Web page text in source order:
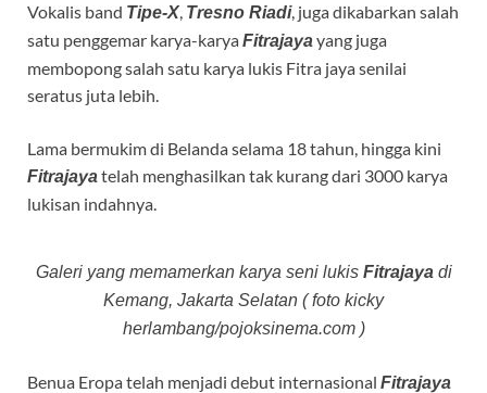
Vokalis band Tipe-X, Tresno Riadi, juga dikabarkan salah
satu penggemar karya-karyaFitrajayayang juga
membopong salah satu karya lukis Fitra jaya senilai
seratus juta lebih.
Lama bermukim di Belanda selama 18 tahun, hingga kini
Fitrajayatelah menghasilkan tak kurang dari 3000 karya
lukisan indahnya.
Galeri yang memamerkan karya seni lukis Fitrajayadi
Kemang, Jakarta Selatan ( foto kicky
herlambang/pojoksinema.com )
Benua Eropa telah menjadi debut internasional Fitrajaya